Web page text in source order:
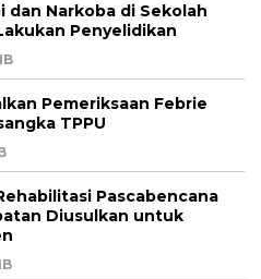
dan Narkoba di Sekolah
Penyelidikan
Pemeriksaan Febrie
TPPU
Pascabencana
Diusulkan untuk